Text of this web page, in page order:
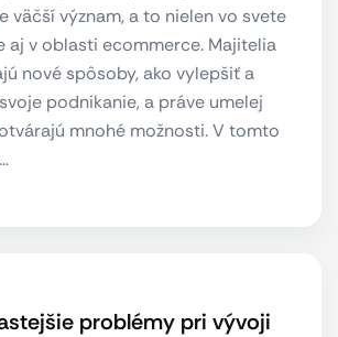
väčší význam, a to nielen vo svete
aj v oblasti ecommerce. Majitelia
nové spôsoby, ako vylepšiť a
podnikanie, a práve umelej
mnohé možnosti. V tomto
problémy pri vývoji